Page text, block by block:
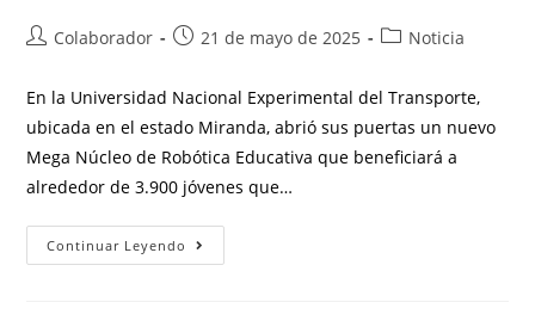
Colaborador 21 de mayo de 2025 Noticia
En la Universidad Nacional Experimental del Transporte,
ubicada en el estado Miranda, abrió sus puertas un nuevo
Mega Núcleo de Robótica Educativa que beneficiará a
alrededor de 3.900 jóvenes que…
Continuar Leyendo